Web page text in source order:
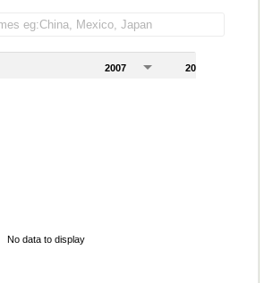
2007 2008
No data to display